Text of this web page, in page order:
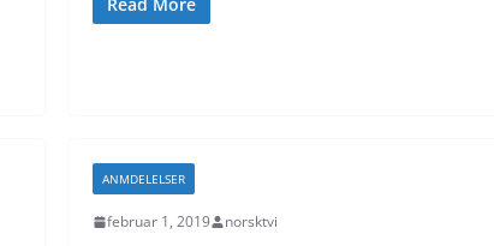
ANMDELELSER
februar 1, 2019 norsktvi